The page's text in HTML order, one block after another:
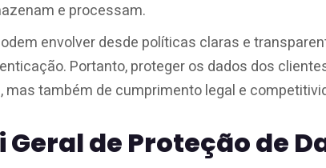
e processam.
envolver desde políticas claras e
Portanto, proteger os dados dos
mas também de cumprimento legal e
Geral de Proteção de